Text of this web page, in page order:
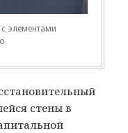
элементами
стены в